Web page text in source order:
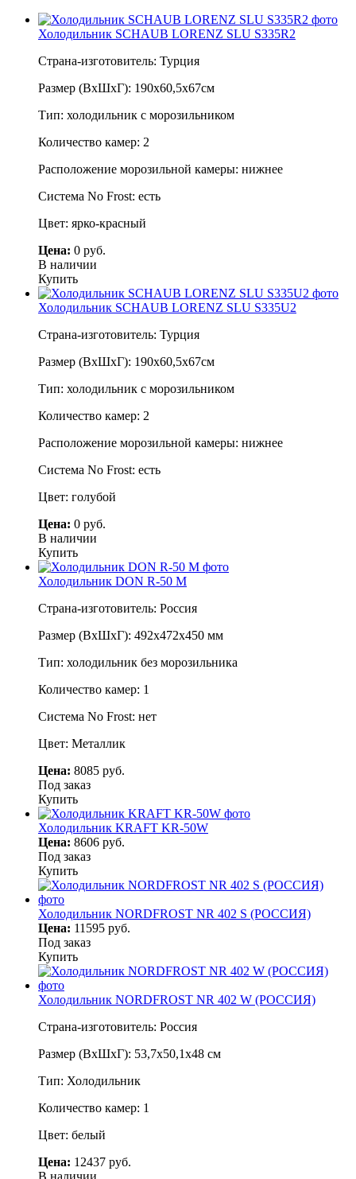
Холодильник SCHAUB LORENZ SLU S335R2
Страна-изготовитель: Турция
Размер (ВхШхГ): 190х60,5х67см
Тип: холодильник с морозильником
Количество камер: 2
Расположение морозильной камеры: нижнее
Система No Frost: есть
Цвет: ярко-красный
Цена: 0 руб.
В наличии
Купить
Холодильник SCHAUB LORENZ SLU S335U2
Страна-изготовитель: Турция
Размер (ВхШхГ): 190х60,5х67см
Тип: холодильник с морозильником
Количество камер: 2
Расположение морозильной камеры: нижнее
Система No Frost: есть
Цвет: голубой
Цена: 0 руб.
В наличии
Купить
Холодильник DON R-50 M
Страна-изготовитель: Россия
Размер (ВхШхГ): 492x472х450 мм
Тип: холодильник без морозильника
Количество камер: 1
Система No Frost: нет
Цвет: Металлик
Цена: 8085 руб.
Под заказ
Купить
Холодильник KRAFT KR-50W
Цена: 8606 руб.
Под заказ
Купить
Холодильник NORDFROST NR 402 S (РОССИЯ)
Цена: 11595 руб.
Под заказ
Купить
Холодильник NORDFROST NR 402 W (РОССИЯ)
Страна-изготовитель: Россия
Размер (ВхШхГ): 53,7х50,1х48 см
Тип: Холодильник
Количество камер: 1
Цвет: белый
Цена: 12437 руб.
В наличии